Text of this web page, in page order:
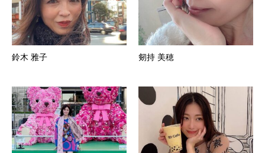
鈴木 雅子 剱持 美穂